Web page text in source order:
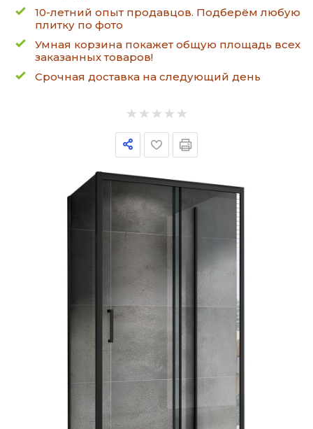
10-летний опыт продавцов. Подберём любую
плитку по фото
Умная корзина покажет общую площадь всех
заказанных товаров!
Срочная доставка на следующий день